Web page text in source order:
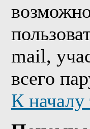
mail,
всего
К